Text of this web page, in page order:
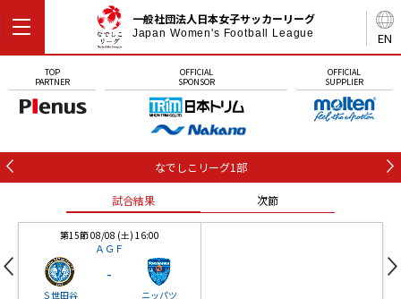
EN
一般社団法人日本女子サッカーリーグ
Japan Women's Football League
TOP
PARTNER
OFFICIAL
SPONSOR
OFFICIAL
SUPPLIER
なでしこリーグ1部
試合結果 次節
第15節 08/08 (土) 16:00
ＡＧＦ
Ｓ世田谷
-
ニッパツ